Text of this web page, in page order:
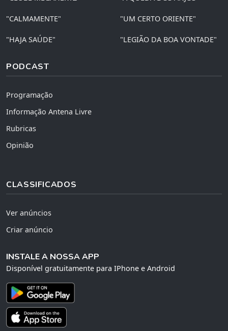
"CALMAMENTE" "UM CERTO ORIENTE"
"HAJA SAÚDE" "LEGIÃO DA BOA VONTADE"
PODCAST
Programação
Informação Antena Livre
Rubricas
Opinião
CLASSIFICADOS
Ver anúncios
Criar anúncio
INSTALE A NOSSA APP
Disponível gratuitamente para IPhone e Android